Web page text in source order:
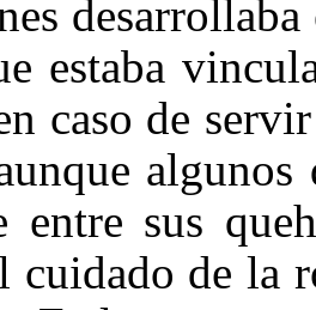
estaba
caso de
entre sus
cuidado de la